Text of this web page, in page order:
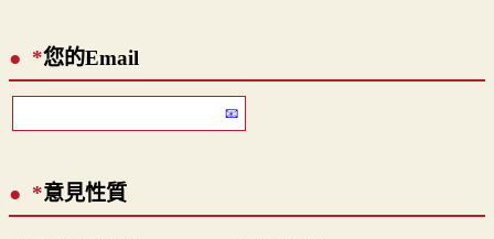
*您的Email
*意見性質